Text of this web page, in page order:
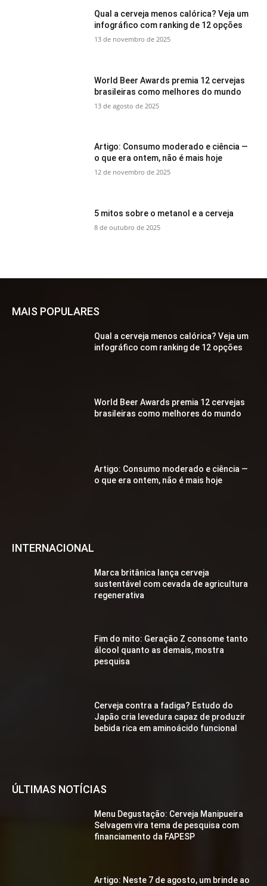
Qual a cerveja menos calórica? Veja um
infográfico com ranking de 12 opções
13 de novembro de 2025
World Beer Awards premia 12 cervejas
brasileiras como melhores do mundo
13 de agosto de 2025
Artigo: Consumo moderado e ciência —
o que era ontem, não é mais hoje
12 de novembro de 2025
5 mitos sobre o metanol e a cerveja
8 de outubro de 2025
MAIS POPULARES
Qual a cerveja menos calórica? Veja um
infográfico com ranking de 12 opções
World Beer Awards premia 12 cervejas
brasileiras como melhores do mundo
Artigo: Consumo moderado e ciência —
o que era ontem, não é mais hoje
INTERNACIONAL
Marca britânica lança cerveja
sustentável com cevada de agricultura
regenerativa
Fim do mito: Geração Z consome tanto
álcool quanto as demais, mostra
pesquisa
Cerveja contra a fadiga? Estudo do
Japão cria levedura capaz de produzir
bebida rica em aminoácido funcional
ÚLTIMAS NOTÍCIAS
Menu Degustação: Cerveja Manipueira
Selvagem vira tema de pesquisa com
financiamento da FAPESP
Artigo: Neste 7 de agosto, um brinde ao